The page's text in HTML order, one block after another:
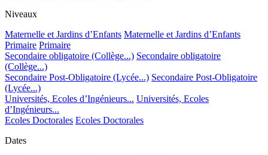
Niveaux
Maternelle et Jardins d’Enfants Maternelle et Jardins d’Enfants
Primaire Primaire
Secondaire obligatoire (Collège...) Secondaire obligatoire
(Collège...)
Secondaire Post-Obligatoire (Lycée...) Secondaire Post-Obligatoire
(Lycée...)
Universités, Ecoles d’Ingénieurs... Universités, Ecoles
d’Ingénieurs...
Ecoles Doctorales Ecoles Doctorales
Dates